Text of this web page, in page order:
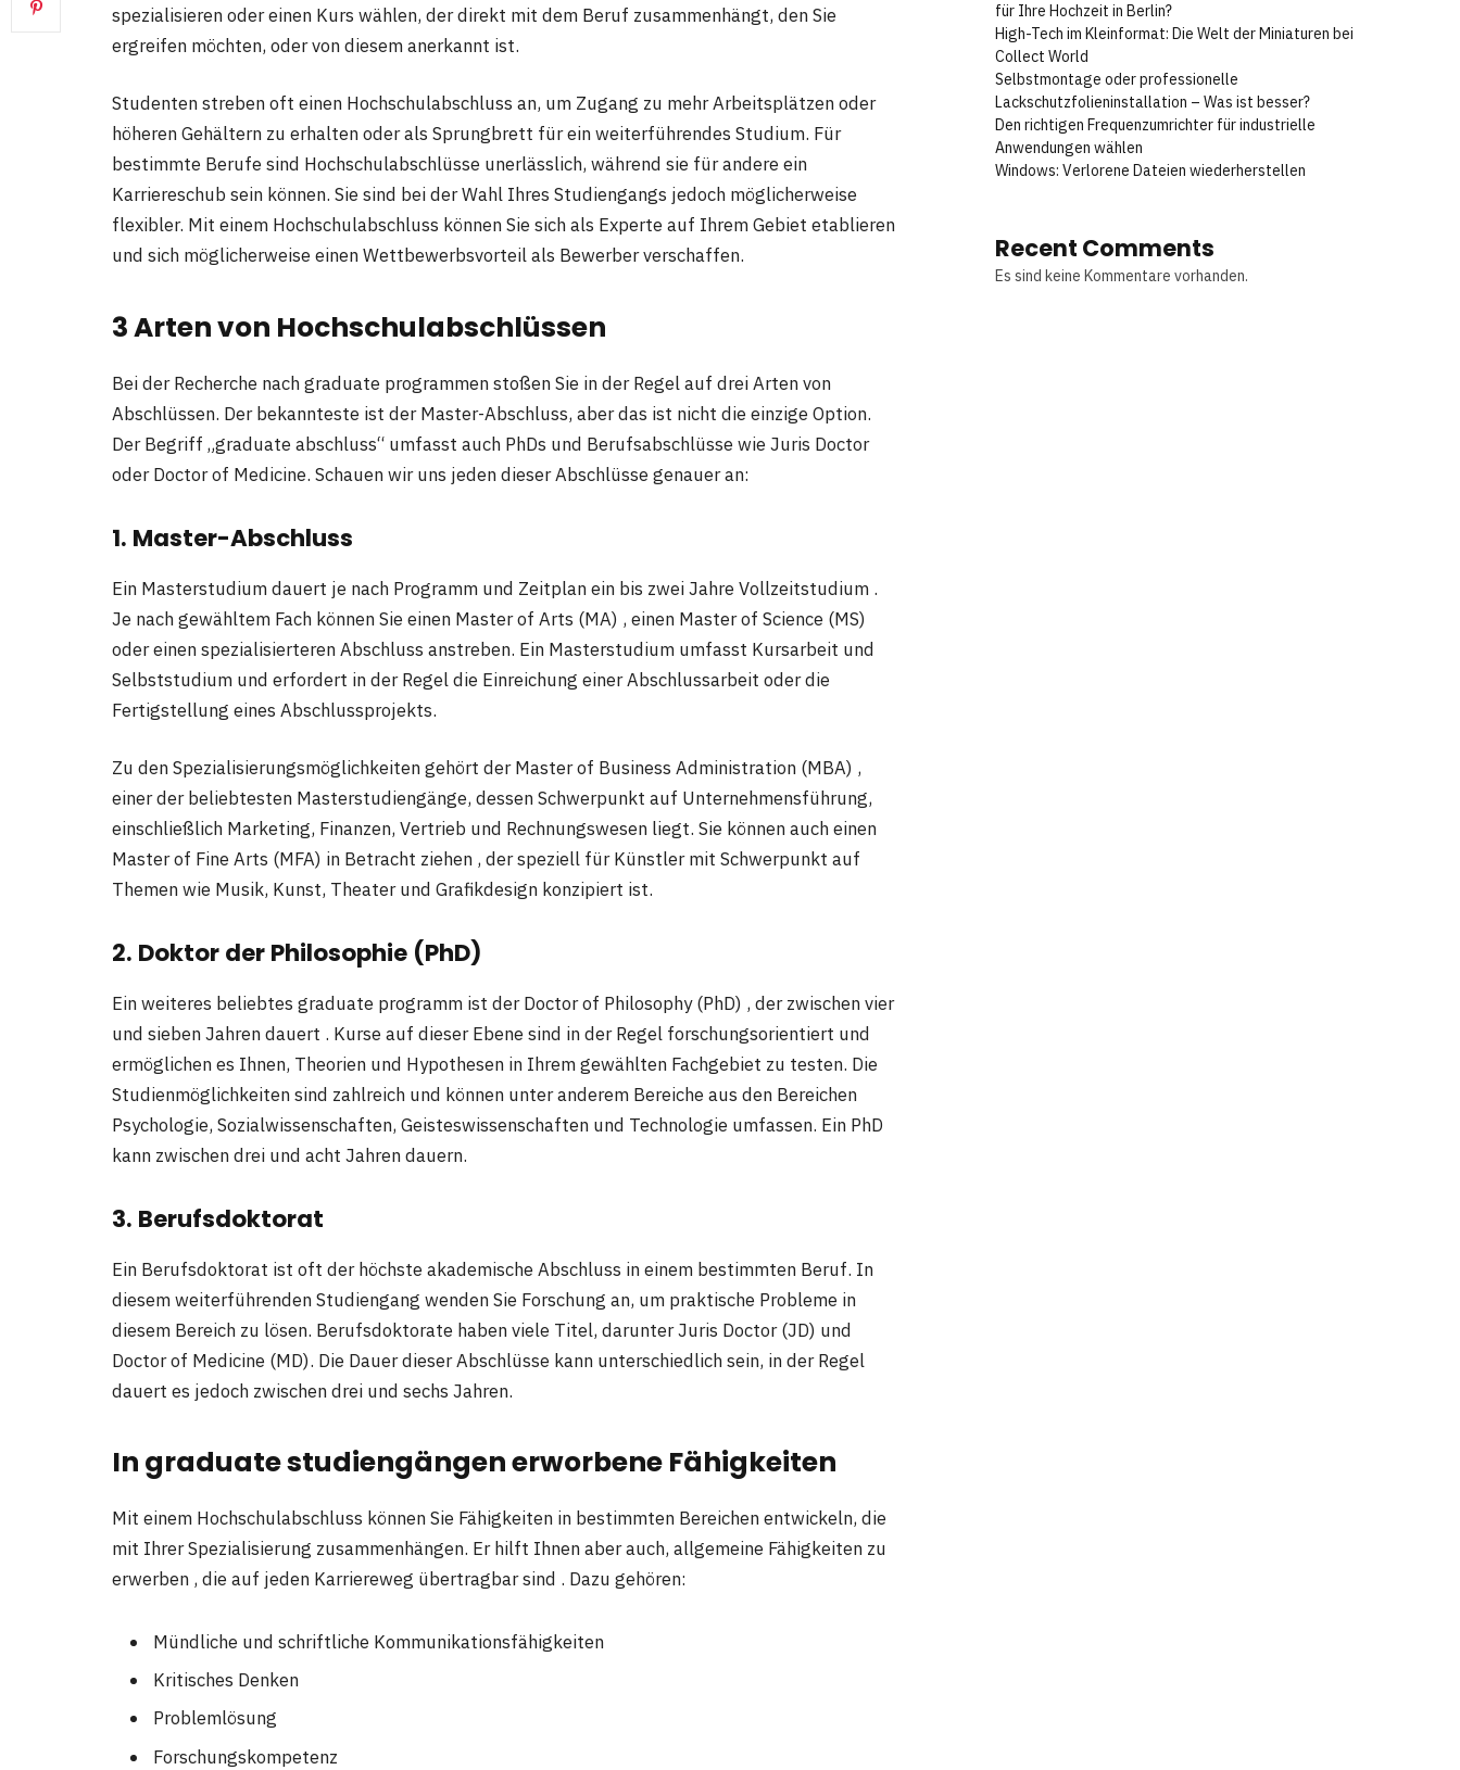
spezialisieren oder einen Kurs wählen, der direkt mit dem Beruf zusammenhängt, den Sie
ergreifen möchten, oder von diesem anerkannt ist.
Studenten streben oft einen Hochschulabschluss an, um Zugang zu mehr Arbeitsplätzen oder
höheren Gehältern zu erhalten oder als Sprungbrett für ein weiterführendes Studium. Für
bestimmte Berufe sind Hochschulabschlüsse unerlässlich, während sie für andere ein
Karriereschub sein können. Sie sind bei der Wahl Ihres Studiengangs jedoch möglicherweise
flexibler. Mit einem Hochschulabschluss können Sie sich als Experte auf Ihrem Gebiet etablieren
und sich möglicherweise einen Wettbewerbsvorteil als Bewerber verschaffen.
3 Arten von Hochschulabschlüssen
Bei der Recherche nach graduate programmen stoßen Sie in der Regel auf drei Arten von
Abschlüssen. Der bekannteste ist der Master-Abschluss, aber das ist nicht die einzige Option.
Der Begriff „graduate abschluss“ umfasst auch PhDs und Berufsabschlüsse wie Juris Doctor
oder Doctor of Medicine. Schauen wir uns jeden dieser Abschlüsse genauer an:
1. Master-Abschluss
Ein Masterstudium dauert je nach Programm und Zeitplan ein bis zwei Jahre Vollzeitstudium .
Je nach gewähltem Fach können Sie einen Master of Arts (MA) , einen Master of Science (MS)
oder einen spezialisierteren Abschluss anstreben. Ein Masterstudium umfasst Kursarbeit und
Selbststudium und erfordert in der Regel die Einreichung einer Abschlussarbeit oder die
Fertigstellung eines Abschlussprojekts.
Zu den Spezialisierungsmöglichkeiten gehört der Master of Business Administration (MBA) ,
einer der beliebtesten Masterstudiengänge, dessen Schwerpunkt auf Unternehmensführung,
einschließlich Marketing, Finanzen, Vertrieb und Rechnungswesen liegt. Sie können auch einen
Master of Fine Arts (MFA) in Betracht ziehen , der speziell für Künstler mit Schwerpunkt auf
Themen wie Musik, Kunst, Theater und Grafikdesign konzipiert ist.
2. Doktor der Philosophie (PhD)
Ein weiteres beliebtes graduate programm ist der Doctor of Philosophy (PhD) , der zwischen vier
und sieben Jahren dauert . Kurse auf dieser Ebene sind in der Regel forschungsorientiert und
ermöglichen es Ihnen, Theorien und Hypothesen in Ihrem gewählten Fachgebiet zu testen. Die
Studienmöglichkeiten sind zahlreich und können unter anderem Bereiche aus den Bereichen
Psychologie, Sozialwissenschaften, Geisteswissenschaften und Technologie umfassen. Ein PhD
kann zwischen drei und acht Jahren dauern.
3. Berufsdoktorat
Ein Berufsdoktorat ist oft der höchste akademische Abschluss in einem bestimmten Beruf. In
diesem weiterführenden Studiengang wenden Sie Forschung an, um praktische Probleme in
diesem Bereich zu lösen. Berufsdoktorate haben viele Titel, darunter Juris Doctor (JD) und
Doctor of Medicine (MD). Die Dauer dieser Abschlüsse kann unterschiedlich sein, in der Regel
dauert es jedoch zwischen drei und sechs Jahren.
In graduatestudiengängen erworbene Fähigkeiten
Mit einem Hochschulabschluss können Sie Fähigkeiten in bestimmten Bereichen entwickeln, die
mit Ihrer Spezialisierung zusammenhängen. Er hilft Ihnen aber auch, allgemeine Fähigkeiten zu
erwerben , die auf jeden Karriereweg übertragbar sind . Dazu gehören:
Mündliche und schriftliche Kommunikationsfähigkeiten
Kritisches Denken
Problemlösung
Forschungskompetenz
für Ihre Hochzeit in Berlin?
High-Tech im Kleinformat: Die Welt der Miniaturen bei
Collect World
Selbstmontage oder professionelle
Lackschutzfolieninstallation – Was ist besser?
Den richtigen Frequenzumrichter für industrielle
Anwendungen wählen
Windows: Verlorene Dateien wiederherstellen
Recent Comments
Es sind keine Kommentare vorhanden.